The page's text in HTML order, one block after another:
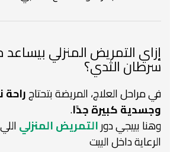
إزاي التمريض المنزلي
سرطان الثدي؟
في مراحل العلاج، المريضة بتحتاج
وجسدية كبيرة جدًا.
وهنا بييجي دورالتمريض المنزلي
الرعاية داخل البيت